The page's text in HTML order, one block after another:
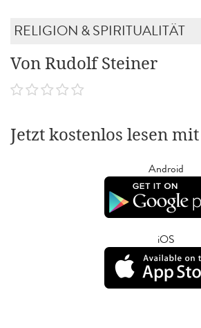
RELIGION & SPIRITUALITÄT
Von Rudolf Steiner
Jetzt kostenlos lesen
Android
iOS